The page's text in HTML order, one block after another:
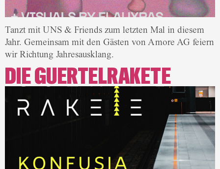
Tanzt mit UNS & Friends zum letzten Mal in diesem
Jahr. Gemeinsam mit den Gästen von Amore AG feiern
wir Richtung Jahresausklang.
DIE GUERTELRAKETE